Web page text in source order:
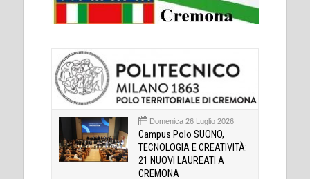
Domenica 26 Luglio 2026
Campus Polo SUONO,
TECNOLOGIA E CREATIVITÀ:
21 NUOVI LAUREATI A
CREMONA